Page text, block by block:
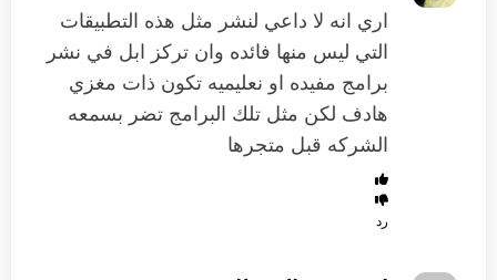
اري انه لا داعي لنشر مثل هذه التطبيقات
التي ليس منها فائده وان تركز ابل في نشر
برامج مفيده او نعليميه تكون ذات مغزي
هادف لكن مثل تلك البرامج تضر بسمعه
الشركه قبل متجرها
رد